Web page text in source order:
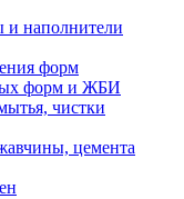
и наполнители
форм
форм и ЖБИ
чистки
цемента